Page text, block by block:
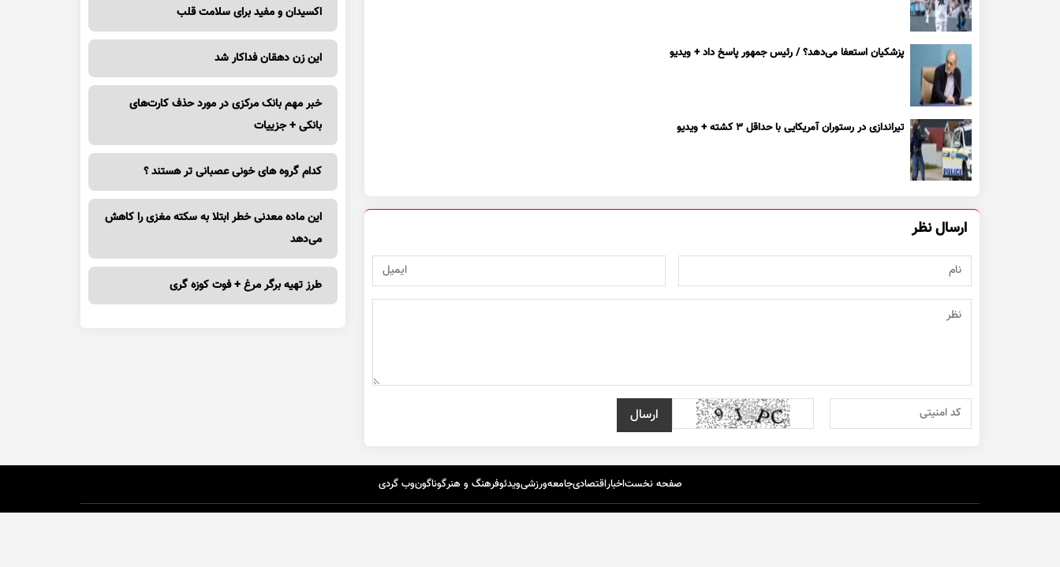
پزشکیان استعفا می‌دهد؟ / رئیس جمهور پاسخ داد + ویدیو
تیراندازی در رستوران آمریکایی با حداقل ۳ کشته + ویدیو
ارسال نظر
اکسیدان و مفید برای سلامت قلب
این زن دهقان فداکار شد
خبر مهم بانک مرکزی در مورد حذف کارت‌های
بانکی + جزییات
کدام گروه های خونی عصبانی تر هستند ؟
این ماده معدنی خطر ابتلا به سکته مغزی را کاهش
می‌دهد
طرز تهیه برگر مرغ + فوت کوزه گری
صفحه نخستاخباراقتصادیجامعهورزشیویدئوفرهنگ و هنرگوناگونوب گردی